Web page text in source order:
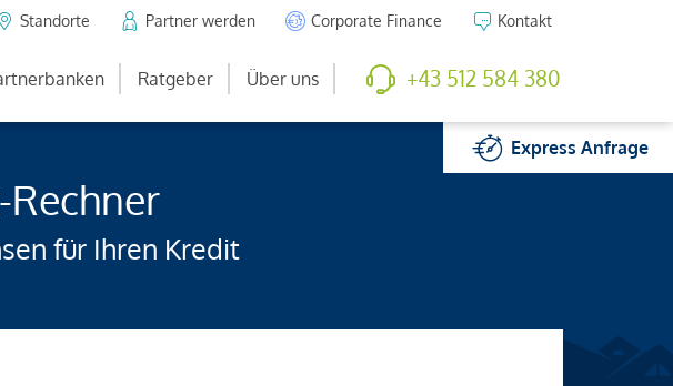
Standorte Partner werden Corporate Finance Kontakt
Ratgeber Über uns +43 512 584 380
ExpressAnfrage
für Ihren Kredit